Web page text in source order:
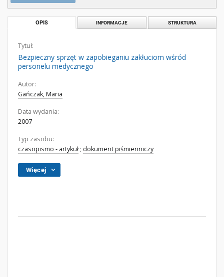
OPIS INFORMACJE STRUKTURA
Tytuł:
Bezpieczny sprzęt w zapobieganiu zakłuciom wśród
personelu medycznego
Autor:
Gańczak, Maria
Data wydania:
2007
Typ zasobu:
czasopismo - artykuł ; dokument piśmienniczy
Więcej